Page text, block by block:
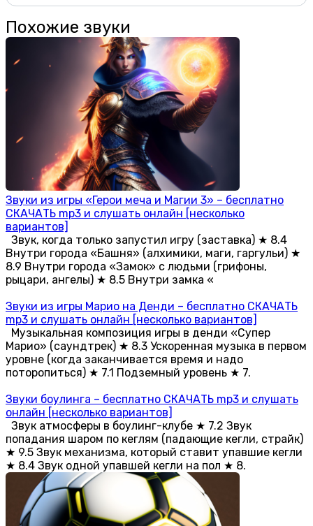
Похожие звуки
Звуки из игры «Герои меча и Магии 3» – бесплатно
СКАЧАТЬ mp3 и слушать онлайн [несколько
вариантов]
Звук, когда только запустил игру (заставка) ★ 8.4
Внутри города «Башня» (алхимики, маги, гаргульи) ★
8.9 Внутри города «Замок» с людьми (грифоны,
рыцари, ангелы) ★ 8.5 Внутри замка «
Звуки из игры Марио на Денди – бесплатно СКАЧАТЬ
mp3 и слушать онлайн [несколько вариантов]
Музыкальная композиция игры в денди «Супер
Марио» (саундтрек) ★ 8.3 Ускоренная музыка в первом
уровне (когда заканчивается время и надо
поторопиться) ★ 7.1 Подземный уровень ★ 7.
Звуки боулинга – бесплатно СКАЧАТЬ mp3 и слушать
онлайн [несколько вариантов]
Звук атмосферы в боулинг-клубе ★ 7.2 Звук
попадания шаром по кеглям (падающие кегли, страйк)
★ 9.5 Звук механизма, который ставит упавшие кегли
★ 8.4 Звук одной упавшей кегли на пол ★ 8.